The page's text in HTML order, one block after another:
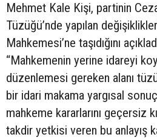
Mehmet Kale Kişi, partinin
Tüzüğü’nde yapılan
Mahkemesi’ne taşıdığını
“Mahkemenin yerine idareyi
düzenlemesi gereken alanı
bir idari makama yargısal
mahkeme kararlarını geçersiz
takdir yetkisi veren bu anlayış